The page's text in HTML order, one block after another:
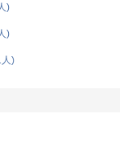
)
)
)